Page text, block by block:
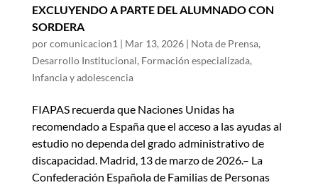
EXCLUYENDO A PARTE DEL ALUMNADO CON
SORDERA
porcomunicacion1 | Mar 13, 2026| Nota de Prensa,
Desarrollo Institucional, Formación especializada,
Infancia y adolescencia
FIAPAS recuerda que Naciones Unidas ha
recomendado a España que el acceso a las ayudas al
estudio no dependa del grado administrativo de
discapacidad. Madrid, 13 de marzo de 2026.– La
Confederación Española de Familias de Personas